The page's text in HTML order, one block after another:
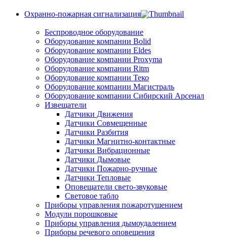
Охранно-пожарная сигнализация
Беспроводное оборудование
Оборудование компании Bolid
Оборудование компании Eldes
Оборудование компании Proxyma
Оборудование компании Ritm
Оборудование компании Теко
Оборудование компании Магистраль
Оборудование компании Сибирский Арсенал
Извещатели
Датчики Движения
Датчики Совмещенные
Датчики Разбития
Датчики Магнитно-контактные
Датчики Вибрационные
Датчики Дымовые
Датчики Пожарно-ручные
Датчики Тепловые
Оповещатели свето-звуковые
Световое табло
Приборы управления пожаротушением
Модули порошковые
Приборы управления дымоудалением
Приборы речевого оповещения